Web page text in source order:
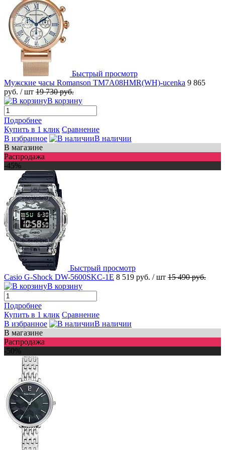
Быстрый просмотр
Мужские часы Romanson TM7A08HMR(WH)-ucenka 9 865
руб. / шт 19 730 руб.
В корзину
Подробнее
Купить в 1 клик Сравнение
В избранное
В наличии
В магазине
Распродажа
-45%
Быстрый просмотр
Casio G-Shock DW-5600SKC-1E 8 519 руб. / шт 15 490 руб.
В корзину
Подробнее
Купить в 1 клик Сравнение
В избранное
В наличии
В магазине
Распродажа
-50%